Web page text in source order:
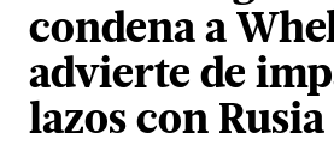
condena a
advierte de
lazos con Rusia